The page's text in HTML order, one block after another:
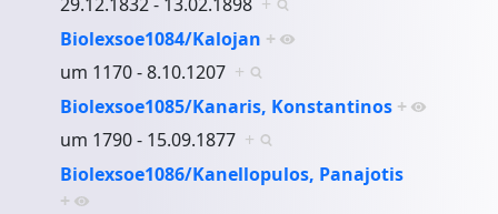
Biolexsoe1084/Kalojan +
um 1170 - 8.10.1207 +
Biolexsoe1085/Kanaris, Konstantinos +
um 1790 - 15.09.1877 +
Biolexsoe1086/Kanellopulos, Panajotis
+